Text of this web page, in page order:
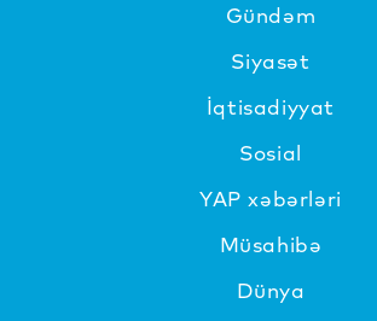
Gündəm
Siyasət
İqtisadiyyat
Sosial
YAP xəbərləri
Müsahibə
Dünya